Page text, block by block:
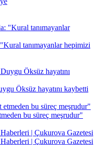
tanımayanlar hepimizi
Öksüz hayatını kaybetti
bu süreç meşrudur"